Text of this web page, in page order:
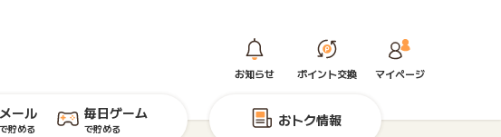
お知らせ ポイント交換 マイページ
メール
で貯める
毎日ゲーム
で貯める おトク情報